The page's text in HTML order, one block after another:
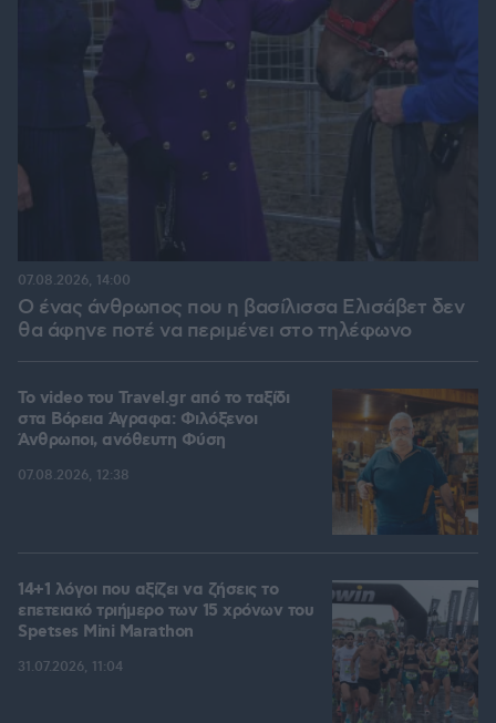
Ο ένας άνθρωπος που η βασίλισσα Ελισάβετ δεν
θα άφηνε ποτέ να περιμένει στο τηλέφωνο
07.08.2026, 14:00
To video του Travel.gr από το ταξίδι
στα Βόρεια Άγραφα: Φιλόξενοι
Άνθρωποι, ανόθευτη Φύση
07.08.2026, 12:38
14+1 λόγοι που αξίζει να ζήσεις το
επετειακό τριήμερο των 15 χρόνων του
Spetses Mini Marathon
31.07.2026, 11:04